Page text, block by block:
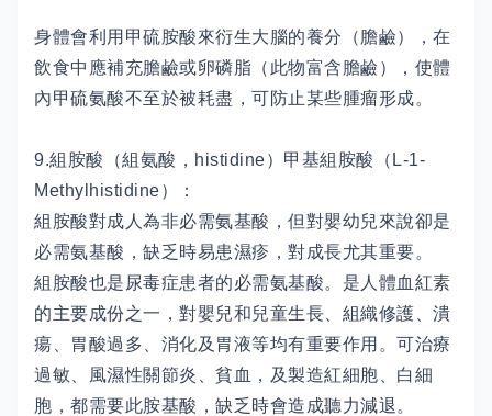
身體會利用甲硫胺酸來衍生大腦的養分（膽鹼），在
飲食中應補充膽鹼或卵磷脂（此物富含膽鹼），使體
內甲硫氨酸不至於被耗盡，可防止某些腫瘤形成。
9.組胺酸（組氨酸，histidine）甲基組胺酸（L-1-
Methylhistidine）：
組胺酸對成人為非必需氨基酸，但對嬰幼兒來說卻是
必需氨基酸，缺乏時易患濕疹，對成長尤其重要。
組胺酸也是尿毒症患者的必需氨基酸。是人體血紅素
的主要成份之一，對嬰兒和兒童生長、組織修護、潰
瘍、胃酸過多、消化及胃液等均有重要作用。可治療
過敏、風濕性關節炎、貧血，及製造紅細胞、白細
胞，都需要此胺基酸，缺乏時會造成聽力減退。